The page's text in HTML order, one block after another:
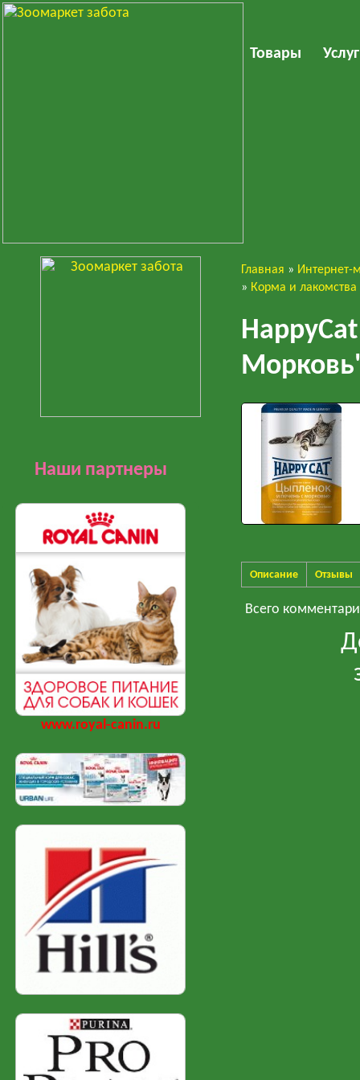
Товары
Наши партнеры
www.royal-canin.ru
Главная » Интернет-
» Корма и лакомства
Описание Отзывы
Всего